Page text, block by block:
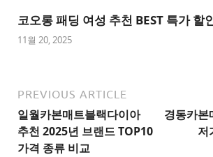
트
1
사
이
트
2
코오롱 패딩 여성 추천 BEST 특가 할
11월 20, 2025
PREVIOUS ARTICLE
일월카본매트블랙다이아
추천 2025년 브랜드 TOP10
가격 종류 비교
경동카본
저